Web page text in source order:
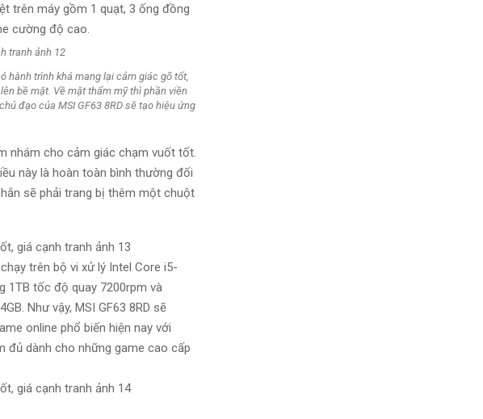
trên máy gồm 1 quạt, 3 ống đồng
cường độ cao.
hành trình khá mang lại cảm giác gõ tốt,
bề mặt. Về mặt thẩm mỹ thì phần viền
đạo của MSI GF63 8RD sẽ tạo hiệu ứng
nhám cho cảm giác chạm vuốt tốt.
này là hoàn toàn bình thường đối
sẽ phải trang bị thêm một chuột
trên bộ vi xử lý Intel Core i5-
1TB tốc độ quay 7200rpm và
Như vậy, MSI GF63 8RD sẽ
online phổ biến hiện nay với
đủ dành cho những game cao cấp